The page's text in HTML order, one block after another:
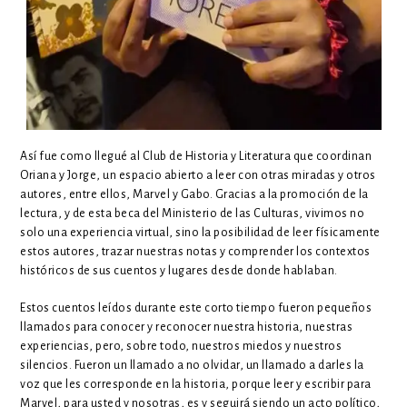
Así fue como llegué al Club de Historia y Literatura que coordinan
Oriana y Jorge, un espacio abierto a leer con otras miradas y otros
autores, entre ellos, Marvel y Gabo. Gracias a la promoción de la
lectura, y de esta beca del Ministerio de las Culturas, vivimos no
solo una experiencia virtual, sino la posibilidad de leer físicamente
estos autores, trazar nuestras notas y comprender los contextos
históricos de sus cuentos y lugares desde donde hablaban.
Estos cuentos leídos durante este corto tiempo fueron pequeños
llamados para conocer y reconocer nuestra historia, nuestras
experiencias, pero, sobre todo, nuestros miedos y nuestros
silencios. Fueron un llamado a no olvidar, un llamado a darles la
voz que les corresponde en la historia, porque leer y escribir para
Marvel, para usted y nosotras, es y seguirá siendo un acto político,